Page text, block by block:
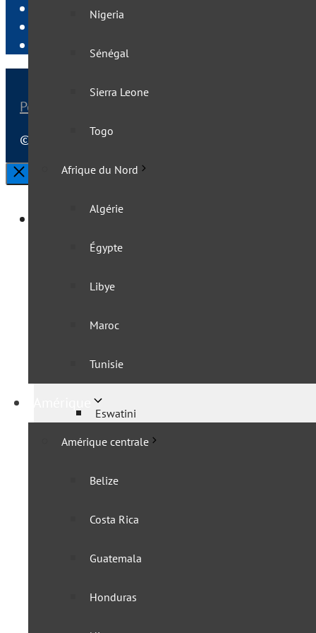
Nigeria
Sénégal
Sierra Leone
Togo
Afrique du Nord
Algérie
Égypte
Libye
Maroc
Tunisie
Amérique centrale
Belize
Costa Rica
Guatemala
Honduras
Newsletter
Publier sur VisasNews
Liens utiles pour voyager
Politique de confidentialité
© 2025 VisasNews - Le monde en direct | Tous
Fermer
Afrique australe
Afrique du Sud
Eswatini